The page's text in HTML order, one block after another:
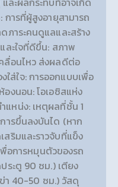
การที่ผู้สูงอายุสามารถ
ภาระคนดูแลและสร้าง
ละใจที่ดีขึ้น: สภาพ
ลื่อนไหว ส่งผลดีต่อ
ส่ใจ: การออกแบบเพื่อ
งนอน: โอเอซิสแห่ง
หน่ง: เหตุผลที่ชั้น 1
ารขึ้นลงบันได (หาก
สริมและราวจับที่แข็ง
อการหมุนตัวของรถ
ระตู 90 ซม.) เตียง
า 40-50 ซม.) วัสดุ